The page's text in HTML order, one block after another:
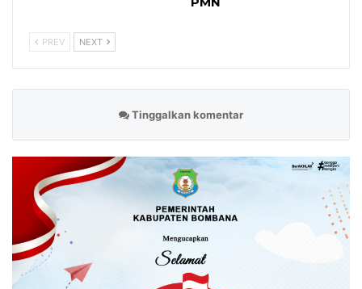
PREV NEXT
Tinggalkan komentar